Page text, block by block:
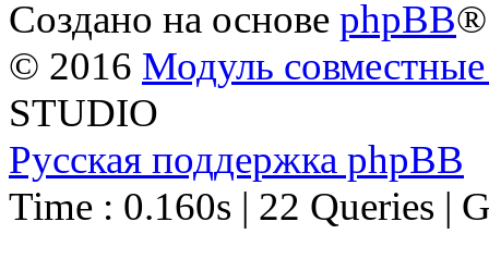
Создано на основе phpBB®
© 2016 Модуль
STUDIO
Русская поддержка phpBB
Time : 0.160s | 22 Queries |